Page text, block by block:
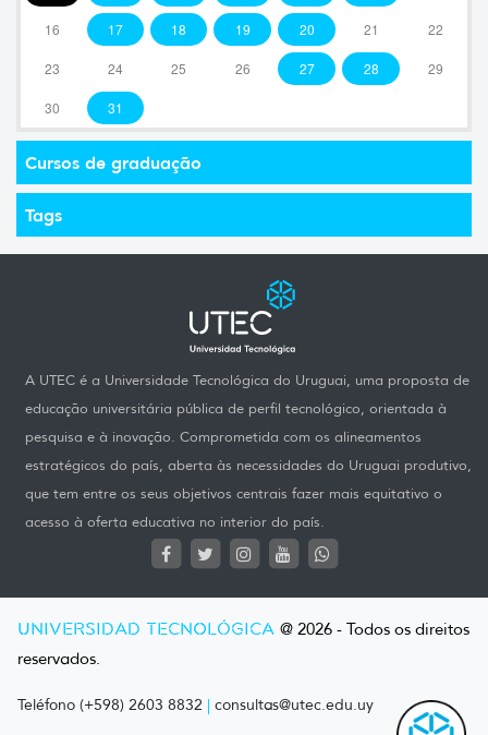
16 17 18 19 20 21 22
23 24 25 26 27 28 29
30 31
Cursos de graduação
Tags
A UTEC é a Universidade Tecnológica do Uruguai, uma proposta de
educação universitária pública de perfil tecnológico, orientada à
pesquisa e à inovação. Comprometida com os alineamentos
estratégicos do país, aberta às necessidades do Uruguai produtivo,
que tem entre os seus objetivos centrais fazer mais equitativo o
acesso à oferta educativa no interior do país.
UNIVERSIDAD TECNOLÓGICA @ 2026 - Todos os direitos
reservados.
Teléfono (+598) 2603 8832 | consultas@utec.edu.uy